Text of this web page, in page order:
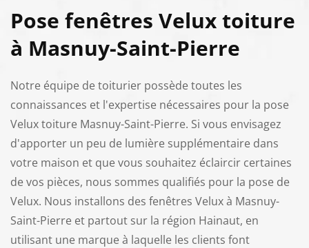
Pose fenêtres Velux toiture
à Masnuy-Saint-Pierre
Notre équipe de toiturier possède toutes les
connaissances et l'expertise nécessaires pour la pose
Velux toiture Masnuy-Saint-Pierre. Si vous envisagez
d'apporter un peu de lumière supplémentaire dans
votre maison et que vous souhaitez éclaircir certaines
de vos pièces, nous sommes qualifiés pour la pose de
Velux. Nous installons des fenêtres Velux à Masnuy-
Saint-Pierre et partout sur la région Hainaut, en
utilisant une marque à laquelle les clients font